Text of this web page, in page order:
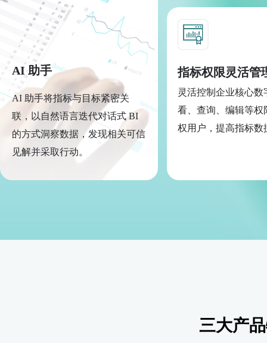
AI 助手
AI 助手将指标与目标紧密关
联，以自然语言迭代对话式 BI
的方式洞察数据，发现相关可信
见解并采取行动。
指标权限灵活管
灵活控制企业核心
看、查询、编辑等权
权用户，提高指标数
三大产